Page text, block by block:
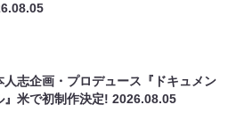
人志企画・プロデュース『ドキュメン
』米で初制作決定!2026.08.05